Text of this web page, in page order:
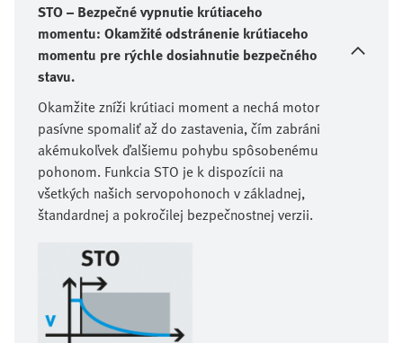
STO – Bezpečné vypnutie krútiaceho
momentu: Okamžité odstránenie krútiaceho
momentu pre rýchle dosiahnutie bezpečného
stavu.
Okamžite zníži krútiaci moment a nechá motor
pasívne spomaliť až do zastavenia, čím zabráni
akémukoľvek ďalšiemu pohybu spôsobenému
pohonom. Funkcia STO je k dispozícii na
všetkých našich servopohonoch v základnej,
štandardnej a pokročilej bezpečnostnej verzii.